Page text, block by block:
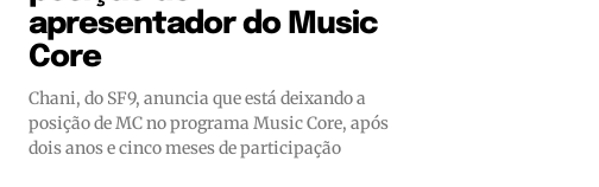
apresentador do Music
Core
Chani, do SF9, anuncia que está deixando a
posição de MC no programa Music Core, após
dois anos e cinco meses de participação